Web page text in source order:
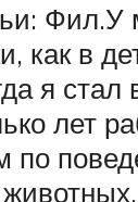
Фил.У
как в
я
лет
по